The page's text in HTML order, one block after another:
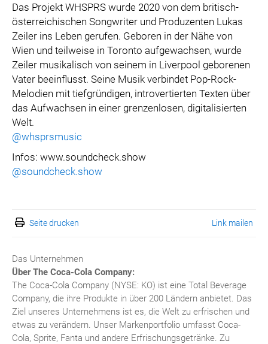
Das Projekt WHSPRS wurde 2020 von dem britisch-
österreichischen Songwriter und Produzenten Lukas
Zeiler ins Leben gerufen. Geboren in der Nähe von
Wien und teilweise in Toronto aufgewachsen, wurde
Zeiler musikalisch von seinem in Liverpool geborenen
Vater beeinflusst. Seine Musik verbindet Pop-Rock-
Melodien mit tiefgründigen, introvertierten Texten über
das Aufwachsen in einer grenzenlosen, digitalisierten
Welt.
@whsprsmusic
Infos: www.soundcheck.show
@soundcheck.show
Seite drucken Link mailen
Das Unternehmen
Über The Coca-Cola Company:
The Coca-Cola Company (NYSE: KO) ist eine Total Beverage
Company, die ihre Produkte in über 200 Ländern anbietet. Das
Ziel unseres Unternehmens ist es, die Welt zu erfrischen und
etwas zu verändern. Unser Markenportfolio umfasst Coca-
Cola, Sprite, Fanta und andere Erfrischungsgetränke. Zu